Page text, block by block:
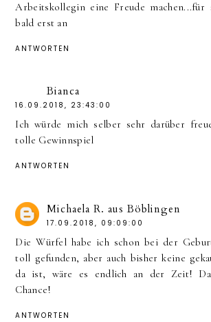
Arbeitskollegin eine Freude
bald erst an
ANTWORTEN
Bianca
16.09.2018, 23:43:00
Ich würde mich selber sehr darüber
tolle Gewinnspiel
ANTWORTEN
Michaela R. aus Böblingen
17.09.2018, 09:09:00
Die Würfel habe ich schon bei der
toll gefunden, aber auch bisher keine
da ist, wäre es endlich an der Zeit!
Chance!
ANTWORTEN